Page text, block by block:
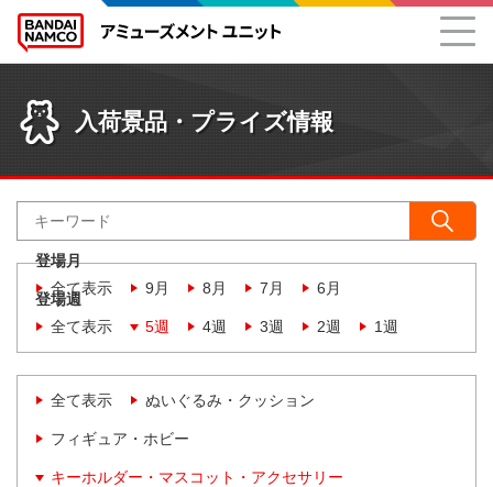
入荷景品・プライズ情報
登場月
全て表示
9月 8月 7月 6月
登場週
全て表示
5週 4週 3週 2週 1週
全て表示 ぬいぐるみ・クッション
フィギュア・ホビー
キーホルダー・マスコット・アクセサリー